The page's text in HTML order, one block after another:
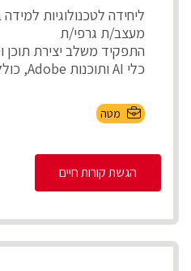
ליחידה לטכנולוגיות
מעצב/ת גרפי/ת
התפקיד משלב יצירת תוכן
כלי AI ותוכנות Adobe, כולל הפ...
מטה
הגשת קורות חיים